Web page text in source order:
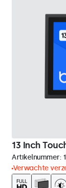
13 Inch
Artikelnummer:
Verwachte